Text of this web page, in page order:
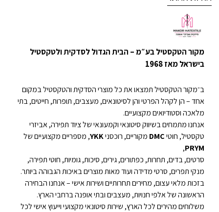
מקור הטקסטיל בע״מ – הבית הגדול לסדקית ולטקסטיל
בישראל מאז 1968
ב־מקור הטקסטיל תמצאו את כל מוצרי הסדקית והטקסטיל במקום
אחד – הן לקהל הפרטי והן לסיטונאים, מעצבים, תופרות, חייטים, בתי
מלאכה וסטודיואים מקצועיים.
אנחנו מתמחים בשיווק סיטונאי וקמעונאי של ציוד תפירה, אביזרי
טקסטיל, חוטיDMC מקוריים, רוכסניYKK, מספריים מקצועיים של
PRYM
,
סרטים, בדים, תחרות, כפתורים, גירים, סיכות, גומיות, חוטי תפירה,
מנקי תפרים, סרטי מדידה ועוד מאות מוצרים באיכות הגבוהה ביותר.
בזכות מלאי עצום, מחירים תחרותיים ושירות אישי – אנחנו הבחירה
הראשונה של אלפי חנויות, מעצבים ובתי אופנה ברחבי הארץ.
משלוחים מהירים לכל הארץ, שירות סיטונאי מקצועי וייעוץ אישי לכל